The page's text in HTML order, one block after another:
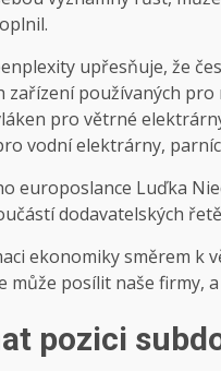
upřesňuje, že
zařízení používaných
pro větrné
vodní elektrárny,
europoslance Luďka
dodavatelských
ekonomiky směrem k
může posílit naše firmy,
pozici